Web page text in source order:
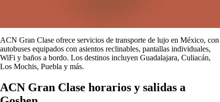
ACN Gran Clase ofrece servicios de transporte de lujo en México, con
autobuses equipados con asientos reclinables, pantallas individuales,
WiFi y baños a bordo. Los destinos incluyen Guadalajara, Culiacán,
Los Mochis, Puebla y más.
ACN Gran Clase horarios y salidas a